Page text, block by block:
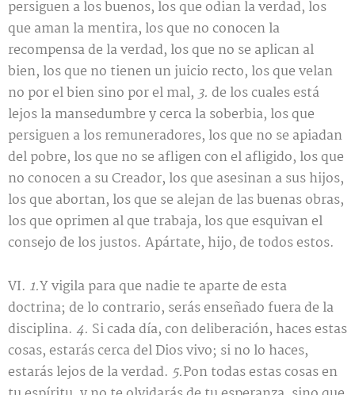
persiguen a los buenos, los que odian la verdad, los
que aman la mentira, los que no conocen la
recompensa de la verdad, los que no se aplican al
bien, los que no tienen un juicio recto, los que velan
no por el bien sino por el mal,3. de los cuales está
lejos la mansedumbre y cerca la soberbia, los que
persiguen a los remuneradores, los que no se apiadan
del pobre, los que no se afligen con el afligido, los que
no conocen a su Creador, los que asesinan a sus hijos,
los que abortan, los que se alejan de las buenas obras,
los que oprimen al que trabaja, los que esquivan el
consejo de los justos. Apártate, hijo, de todos estos.
VI. 1.Y vigila para que nadie te aparte de esta
doctrina; de lo contrario, serás enseñado fuera de la
disciplina. 4. Si cada día, con deliberación, haces estas
cosas, estarás cerca del Dios vivo; si no lo haces,
estarás lejos de la verdad. 5.Pon todas estas cosas en